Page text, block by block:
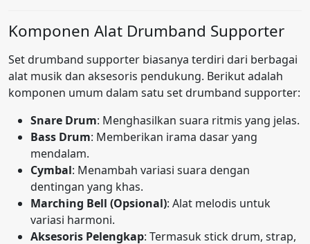
Komponen Alat Drumband Supporter
Set drumband supporter biasanya terdiri dari berbagai
alat musik dan aksesoris pendukung. Berikut adalah
komponen umum dalam satu set drumband supporter:
Snare Drum: Menghasilkan suara ritmis yang jelas.
Bass Drum: Memberikan irama dasar yang
mendalam.
Cymbal: Menambah variasi suara dengan
dentingan yang khas.
Marching Bell (Opsional): Alat melodis untuk
variasi harmoni.
Aksesoris Pelengkap: Termasuk stick drum, strap,